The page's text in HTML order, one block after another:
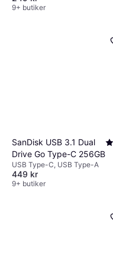
9+ butiker
SanDisk USB 3.1 Dual
Drive Go Type-C 256GB
USB Type-C, USB Type-A
449 kr
9+ butiker